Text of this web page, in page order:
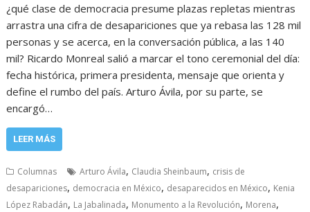
¿qué clase de democracia presume plazas repletas mientras
arrastra una cifra de desapariciones que ya rebasa las 128 mil
personas y se acerca, en la conversación pública, a las 140
mil? Ricardo Monreal salió a marcar el tono ceremonial del día:
fecha histórica, primera presidenta, mensaje que orienta y
define el rumbo del país. Arturo Ávila, por su parte, se
encargó…
LEER MÁS
Columnas Arturo Ávila, Claudia Sheinbaum, crisis de
desapariciones, democracia en México, desaparecidos en México, Kenia
López Rabadán, La Jabalinada, Monumento a la Revolución, Morena,